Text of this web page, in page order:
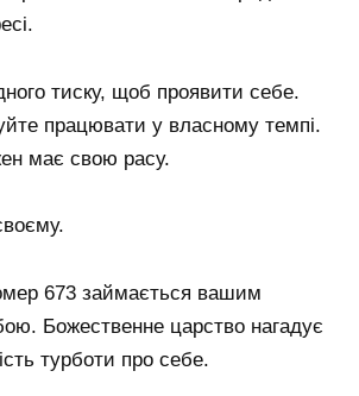
тиску, щоб проявити себе.
працювати у власному темпі.
має свою расу.
673 займається вашим
Божественне царство нагадує
турботи про себе.